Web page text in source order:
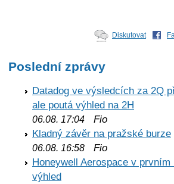
Diskutovat
Poslední zprávy
Datadog ve výsledcích za 2Q
ale poutá výhled na 2H
06.08. 17:04 Fio
Kladný závěr na pražské burze
06.08. 16:58 Fio
Honeywell Aerospace v
výhled